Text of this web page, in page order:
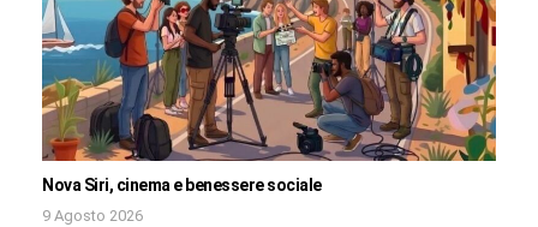
Nova Siri, cinema e benessere sociale
9 Agosto 2026